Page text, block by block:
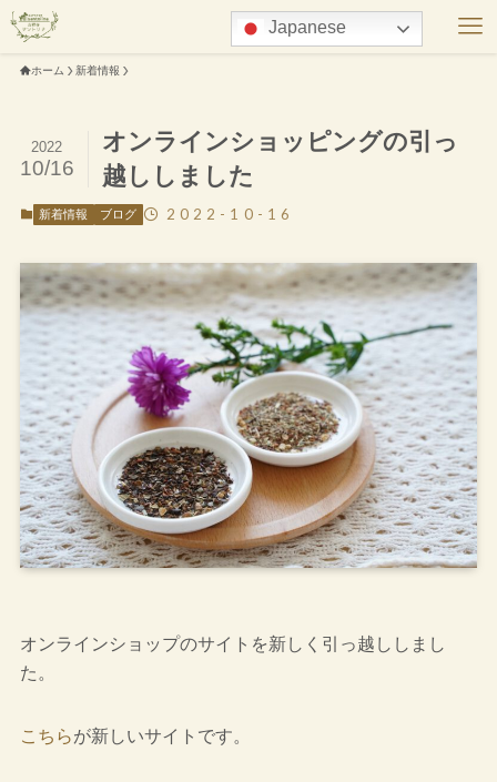
ホーム 新着情報
オンラインショッピングの引っ
越ししました
2022
10/16
新着情報 ブログ 2022-10-16
オンラインショップのサイトを新しく引っ越ししまし
た。
こちらが新しいサイトです。
Japanese